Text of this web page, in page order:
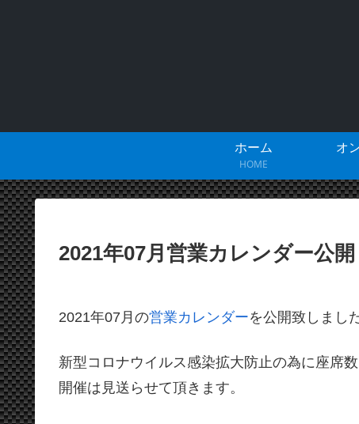
ホーム
HOME
オ
2021年07月営業カレンダー公開
2021年07月の営業カレンダーを公開致しました
新型コロナウイルス感染拡大防止の為に座席
開催は見送らせて頂きます。